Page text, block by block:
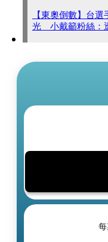
【東奧倒數】台
光 小戴籲粉絲：